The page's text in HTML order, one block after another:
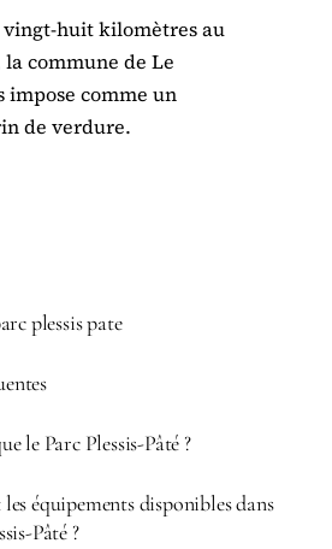
vingt-huit kilomètres au
la commune de Le
impose comme un
de verdure.
plessis pate
le Parc Plessis-Pâté ?
équipements disponibles dans
Pâté ?